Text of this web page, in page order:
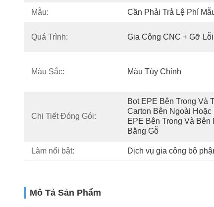
Mẫu: Cần Phải Trả Lệ Phí
Quá Trình: Gia Công CNC + Gỡ Lỗi
Màu Sắc: Màu Tùy Chỉnh
Chi Tiết Đóng Gói:
Bọt EPE Bên Trong Và
Carton Bên Ngoài Hoặc
EPE Bên Trong Và Bên
Bằng Gỗ
Làm nổi bật: Dịch vụ gia công bộ
Mô Tả Sản Phẩm